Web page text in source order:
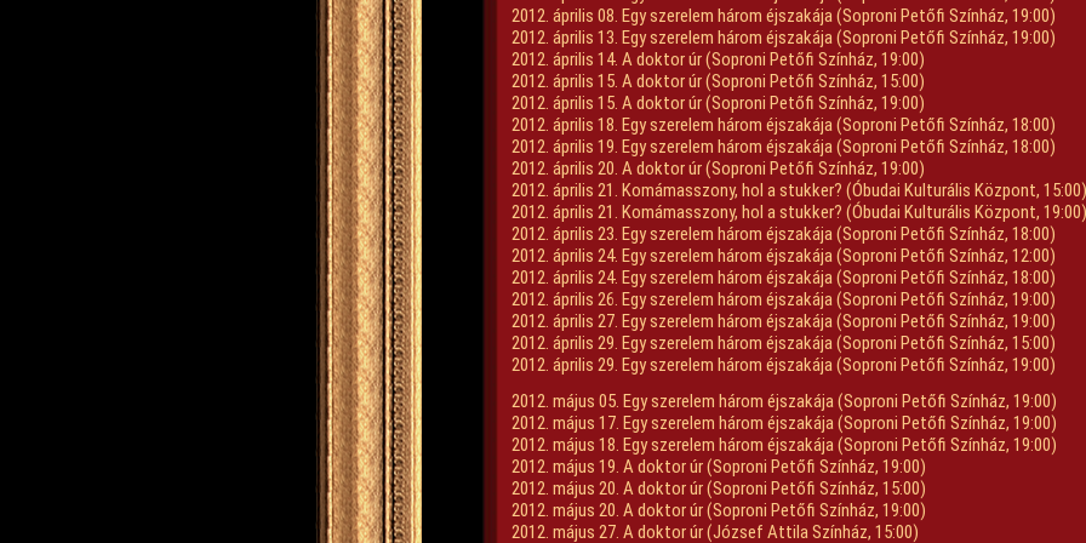
2012. április 08. Egy szerelem három éjszakája (Soproni Petőfi Színház, 19:00)
2012. április 13. Egy szerelem három éjszakája (Soproni Petőfi Színház, 19:00)
2012. április 14. A doktor úr (Soproni Petőfi Színház, 19:00)
2012. április 15. A doktor úr (Soproni Petőfi Színház, 15:00)
2012. április 15. A doktor úr (Soproni Petőfi Színház, 19:00)
2012. április 18. Egy szerelem három éjszakája (Soproni Petőfi Színház, 18:00)
2012. április 19. Egy szerelem három éjszakája (Soproni Petőfi Színház, 18:00)
2012. április 20. A doktor úr (Soproni Petőfi Színház, 19:00)
2012. április 21. Komámasszony, hol a stukker? (Óbudai Kulturális Központ, 15:00)
2012. április 21. Komámasszony, hol a stukker? (Óbudai Kulturális Központ, 19:00)
2012. április 23. Egy szerelem három éjszakája (Soproni Petőfi Színház, 18:00)
2012. április 24. Egy szerelem három éjszakája (Soproni Petőfi Színház, 12:00)
2012. április 24. Egy szerelem három éjszakája (Soproni Petőfi Színház, 18:00)
2012. április 26. Egy szerelem három éjszakája (Soproni Petőfi Színház, 19:00)
2012. április 27. Egy szerelem három éjszakája (Soproni Petőfi Színház, 19:00)
2012. április 29. Egy szerelem három éjszakája (Soproni Petőfi Színház, 15:00)
2012. április 29. Egy szerelem három éjszakája (Soproni Petőfi Színház, 19:00)
2012. május 05. Egy szerelem három éjszakája (Soproni Petőfi Színház, 19:00)
2012. május 17. Egy szerelem három éjszakája (Soproni Petőfi Színház, 19:00)
2012. május 18. Egy szerelem három éjszakája (Soproni Petőfi Színház, 19:00)
2012. május 19. A doktor úr (Soproni Petőfi Színház, 19:00)
2012. május 20. A doktor úr (Soproni Petőfi Színház, 15:00)
2012. május 20. A doktor úr (Soproni Petőfi Színház, 19:00)
2012. május 27. A doktor úr (József Attila Színház, 15:00)